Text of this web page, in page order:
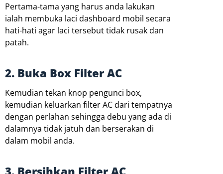
Pertama-tama yang harus anda lakukan
ialah membuka laci dashboard mobil secara
hati-hati agar laci tersebut tidak rusak dan
patah.
2. Buka Box Filter AC
Kemudian tekan knop pengunci box,
kemudian keluarkan filter AC dari tempatnya
dengan perlahan sehingga debu yang ada di
dalamnya tidak jatuh dan berserakan di
dalam mobil anda.